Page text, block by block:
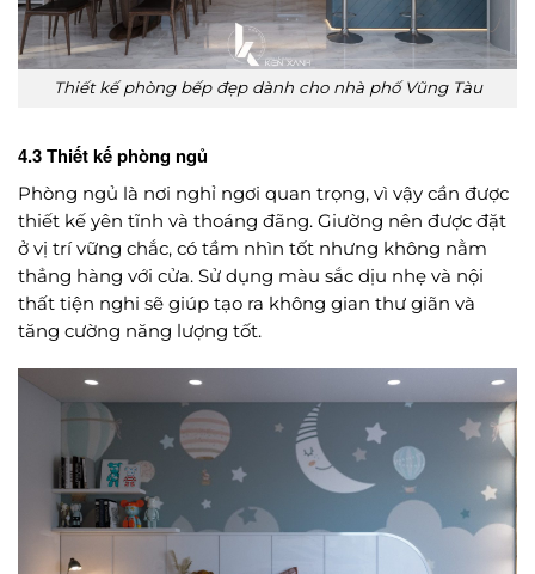
Thiết kế phòng bếp đẹp dành cho nhà phố Vũng Tàu
4.3 Thiết kế phòng ngủ
Phòng ngủ là nơi nghỉ ngơi quan trọng, vì vậy cần được
thiết kế yên tĩnh và thoáng đãng. Giường nên được đặt
ở vị trí vững chắc, có tầm nhìn tốt nhưng không nằm
thẳng hàng với cửa. Sử dụng màu sắc dịu nhẹ và nội
thất tiện nghi sẽ giúp tạo ra không gian thư giãn và
tăng cường năng lượng tốt.